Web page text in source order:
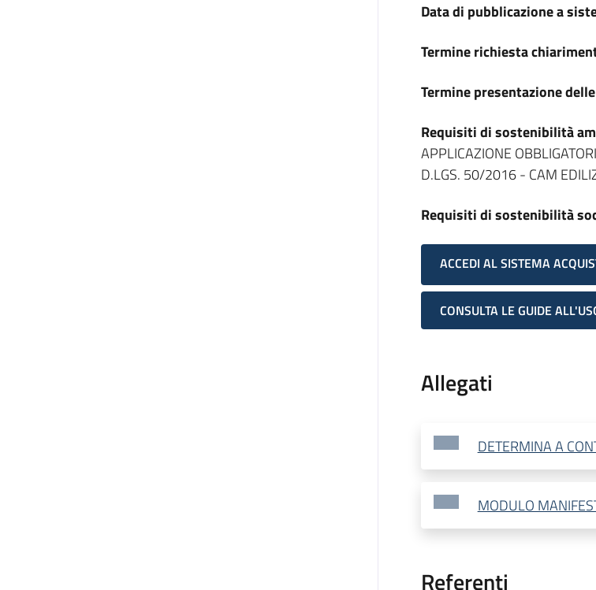
Data di pubblicazione a
Termine richiesta
Termine presentazione
Requisiti di sostenibilità
APPLICAZIONE
D.LGS. 50/2016 - CAM
Requisiti di sostenibilità
ACCEDI AL SISTEMA
CONSULTA LE GUIDE
Allegati
DETERMINA A
MODULO
Referenti